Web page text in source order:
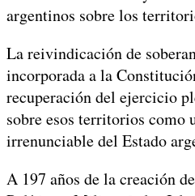
argentinos sobre los
La reivindicación de
incorporada a la
recuperación del ejercicio
sobre esos territorios como
irrenunciable del Estado
A 197 años de la creación